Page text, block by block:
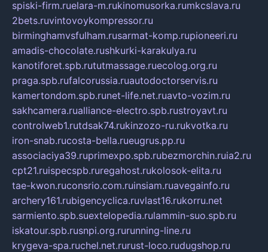
spiski-firm.ruelara-m.rukinomusorka.rumkcslava.ru
2bets.ruvintovoykompressor.ru
birminghamvsfulham.rusarmat-komp.rupioneeri.ru
amadis-chocolate.rushkurki-karakulya.ru
kanotiforet.spb.rututmassage.ruecolog.org.ru
praga.spb.rufalcorussia.ruautodoctorservis.ru
kamertondom.spb.runet-life.net.ruavto-vozim.ru
sakhcamera.rualliance-electro.spb.rustroyavt.ru
controlweb1.rutdsak74.rukinzozo-ru.rukvotka.ru
iron-snab.rucosta-bella.rueugrus.pp.ru
associaciya39.ruprimexpo.spb.rubezmorchin.ruia2.ru
cpt21.ruispecspb.ruregahost.rukolosok-elita.ru
tae-kwon.ruconsrio.com.ruinsiam.ruavegainfo.ru
archery161.rubigencyclica.ruvlast16.rukorru.net
sarmiento.spb.suextelopedia.rulammin-suo.spb.ru
iskatour.spb.rusnpi.org.rurunning-line.ru
krygeva-spa.ruchel.net.rurust-loco.rudugshop.ru